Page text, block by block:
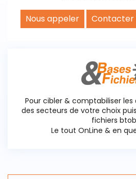
Nous appeler Contacter
Pour cibler & comptabiliser les
des secteurs de votre choix
fichiers
Le tout OnLine & en